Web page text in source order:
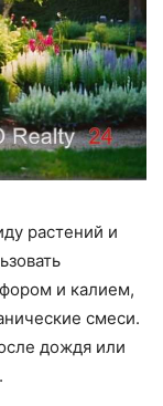
растений и
и калием,
смеси.
дождя или